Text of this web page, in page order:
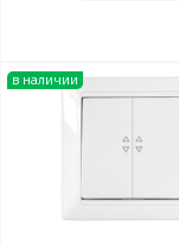
в наличии